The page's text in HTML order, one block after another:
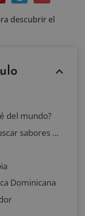
descubrir el
del mundo?
Ruta del café para buscar sabores de calidad
Dominicana